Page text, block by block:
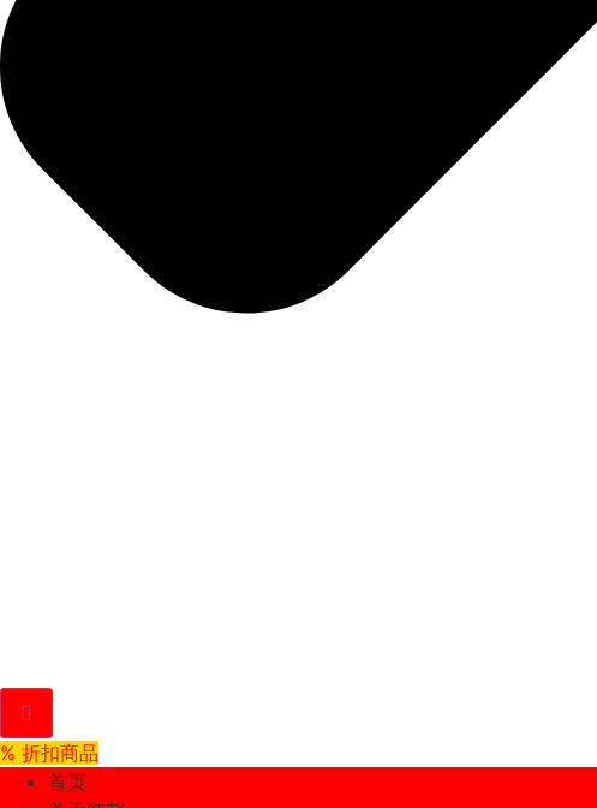
% 折扣商品
首页